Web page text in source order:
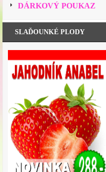
DÁRKOVÝ POUKAZ
SLAĎOUNKÉ PLODY